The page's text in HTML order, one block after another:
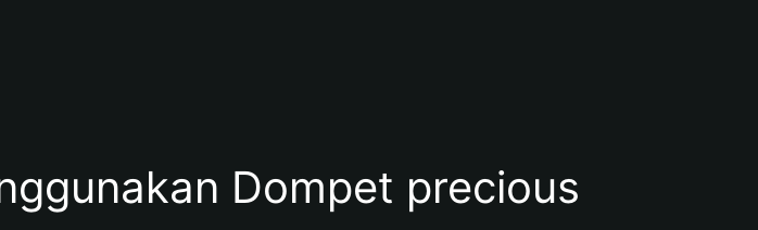
Dompet precious